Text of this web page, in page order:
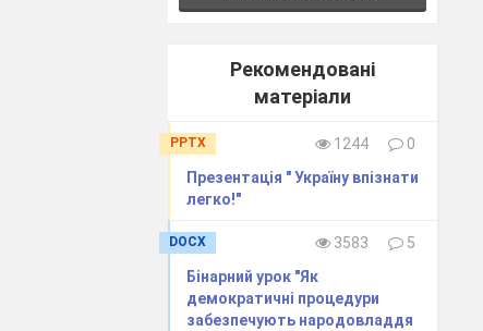
Рекомендовані
матеріали
PPTX 1244
0
Презентація " Україну впізнати
легко!"
DOCX 3583
5
Бінарний урок "Як
демократичні процедури
забезпечують народовладдя